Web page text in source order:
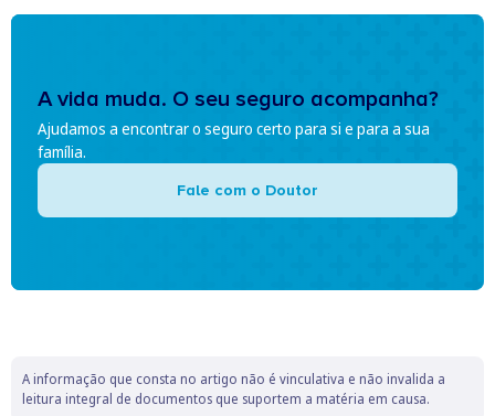
A vida muda. O seu seguro acompanha?
Ajudamos a encontrar o seguro certo para si e para a sua
família.
Fale com o Doutor
A informação que consta no artigo não é vinculativa e não invalida a
leitura integral de documentos que suportem a matéria em causa.